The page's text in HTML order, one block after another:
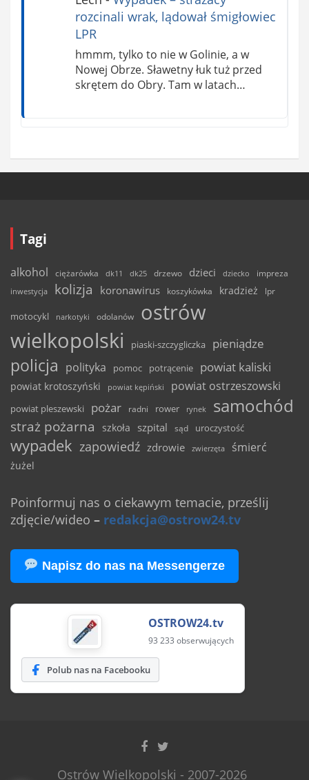
rozcinali wrak, lądował śmigłowiec
LPR
hmmm, tylko to nie w Golinie, a w
Nowej Obrze. Sławetny łuk tuż przed
skrętem do Obry. Tam w latach…
Tagi
alkohol ciężarówka dk11 dk25 drzewo dzieci dziecko
impreza
inwestycja
kolizja koronawirus koszykówka kradzież lpr
motocykl narkotyki odolanów
ostrów
wielkopolski
piaski-szczygliczka pieniądze
policja polityka pomoc potrącenie powiat kaliski
powiat krotoszyński powiat kępiński powiat ostrzeszowski
powiat pleszewski pożar radni rower rynek samochód
straż pożarna szkoła szpital sąd uroczystość
wypadek zapowiedź zdrowie zwierzęta śmierć
żużel
Poinformuj nas o ciekawym temacie, prześlij
zdjęcie/wideo – redakcja@ostrow24.tv
Napisz do nas na Messengerze
OSTROW24.tv
93 233 obserwujących
Polub nas na Facebooku
Ostrów Wielkopolski - 2007-2026